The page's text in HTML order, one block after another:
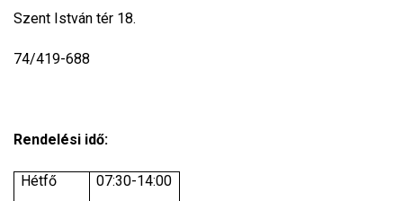
Szent István tér 18.
74/419-688
Rendelési idő:
Hétfő 07:30-14:00